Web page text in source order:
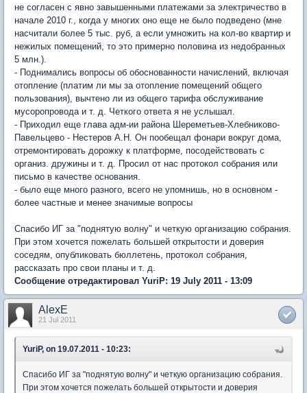
не согласен с явно завышенными платежами за электричество в
начале 2010 г., когда у многих оно еще не было подведено (мне
насчитали более 5 тыс. руб, а если умножить на кол-во квартир и
нежилых помещений, то это примерно половина из недобранных
5 млн.).
- Поднимались вопросы об обоснованности начислений, включая
отопление (платим ли мы за отопление помещений общего
пользования), вычтено ли из общего тарифа обслуживание
мусоропровода и т. д. Четкого ответа я не услышал.
- Приходил еще глава адм-ии района Шереметьев-Хлебниково-
Павельцево - Нестеров А.Н. Он пообещал фонари вокруг дома,
отремонтировать дорожку к платформе, посодействовать с
организ. дружины и т. д. Просил от нас протокол собрания или
письмо в качестве основания.
- было еще много разного, всего не упомнишь, но в основном -
более частные и менее значимые вопросы
Спасибо ИГ за "поднятую волну" и четкую организацию собрания.
При этом хочется пожелать большей открытости и доверия
соседям, опубликовать бюллетень, протокол собрания,
рассказать про свои планы и т. д.
Сообщение отредактировал YuriP: 19 July 2011 - 13:09
AlexE
21 Jul 2011
YuriP, on 19.07.2011 - 10:23:
Спасибо ИГ за "поднятую волну" и четкую организацию собрания.
При этом хочется пожелать большей открытости и доверия